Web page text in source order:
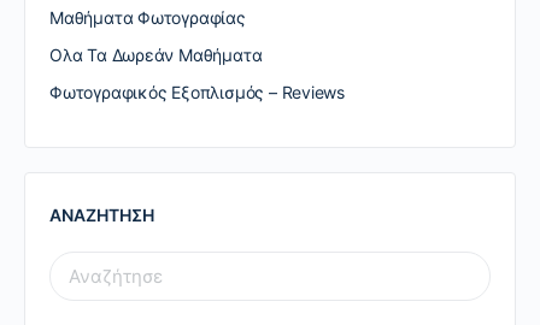
Μαθήματα Φωτογραφίας
Ολα Τα Δωρεάν Μαθήματα
Φωτογραφικός Εξοπλισμός – Reviews
ΑΝΑΖΗΤΗΣΗ
SEARCH
FOR: